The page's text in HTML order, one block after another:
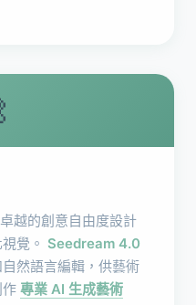
越的創意自由度設計
覺。 Seedream 4.0
然語言編輯，供藝術
專業 AI 生成藝術